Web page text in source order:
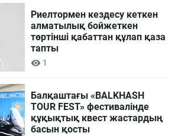
Риелтормен кездесу кеткен
алматылық бойжеткен
төртінші қабаттан құлап қаза
тапты
1
Балқаштағы «BALKHASH
TOUR FEST» фестивалінде
құқықтық квест жастардың
басын қосты